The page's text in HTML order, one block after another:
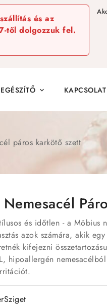
és az
től dolgozzuk fel.
 KAPCSOLAT
páros karkötő szett
és időtlen - a Möbius
azok számára, akik
kifejezni
hipoallergén